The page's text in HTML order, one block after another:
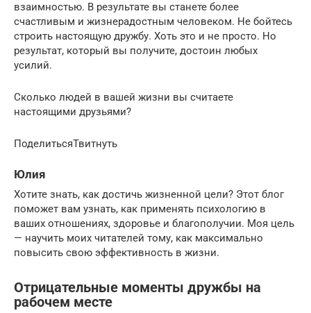
взаимностью. В результате вы станете более
счастливым и жизнерадостным человеком. Не бойтесь
строить настоящую дружбу. Хоть это и не просто. Но
результат, который вы получите, достоин любых
усилий.
Сколько людей в вашей жизни вы считаете
настоящими друзьями?
ПоделитьсяТвитнуть
Юлия
Хотите знать, как достичь жизненной цели? Этот блог
поможет вам узнать, как применять психологию в
ваших отношениях, здоровье и благополучии. Моя цель
— научить моих читателей тому, как максимально
повысить свою эффективность в жизни.
Отрицательные моменты дружбы на
рабочем месте